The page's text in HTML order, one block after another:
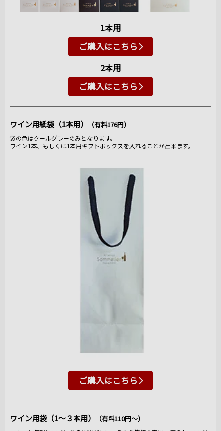
1本用
ご購入はこちら
2本用
ご購入はこちら
ワイン用紙袋（1本用） （有料176円）
袋の色はクールグレーのみとなります。
ワイン1本、もしくは1本用ギフトボックスを入れることが出来ます。
ご購入はこちら
ワイン用袋（1～３本用） （有料110円～）